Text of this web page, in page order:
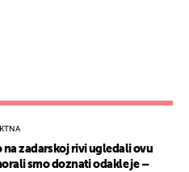
na zadarskoj rivi ugledali ovu
smo doznati odakle je –